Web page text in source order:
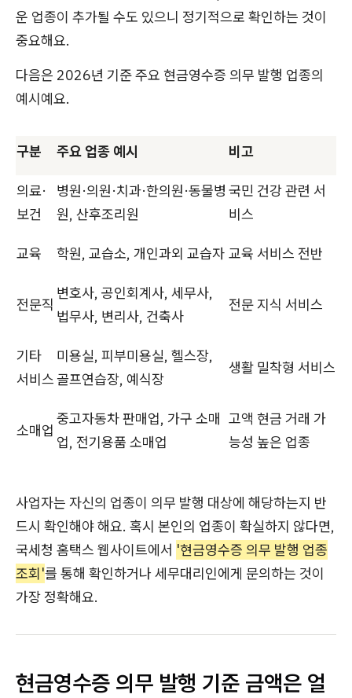
운 업종이 추가될 수도 있으니 정기적으로 확인하는 것이
중요해요.
다음은 2026년 기준 주요 현금영수증 의무 발행 업종의
예시예요.
구분 주요 업종 예시 비고
의료·
보건
병원·의원·치과·한의원·동물병
원, 산후조리원
국민 건강 관련 서
비스
교육 학원, 교습소, 개인과외 교습자 교육 서비스 전반
전문직
변호사, 공인회계사, 세무사,
법무사, 변리사, 건축사
전문 지식 서비스
기타
서비스
미용실, 피부미용실, 헬스장,
골프연습장, 예식장
생활 밀착형 서비스
소매업
중고자동차 판매업, 가구 소매
업, 전기용품 소매업
고액 현금 거래 가
능성 높은 업종
사업자는 자신의 업종이 의무 발행 대상에 해당하는지 반
드시 확인해야 해요. 혹시 본인의 업종이 확실하지 않다면,
국세청 홈택스 웹사이트에서 '현금영수증 의무 발행 업종
조회'를 통해 확인하거나 세무대리인에게 문의하는 것이
가장 정확해요.
현금영수증 의무 발행 기준 금액은 얼